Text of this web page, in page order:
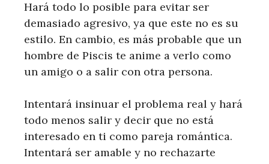
Hará todo lo posible para evitar ser
demasiado agresivo, ya que este no es su
estilo. En cambio, es más probable que un
hombre de Piscis te anime a verlo como
un amigo o a salir con otra persona.
Intentará insinuar el problema real y hará
todo menos salir y decir que no está
interesado en ti como pareja romántica.
Intentará ser amable y no rechazarte